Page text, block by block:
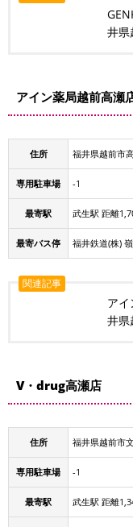
井県
アイン薬局越前高瀬
住所 福井県越前市
専用駐車場 -1
最寄駅 武生駅 距離
最寄バス停 福井鉄道(株)
関連記事
ア
井県
V・drug高瀬店
住所 福井県越前市
専用駐車場 -1
最寄駅 武生駅 距離